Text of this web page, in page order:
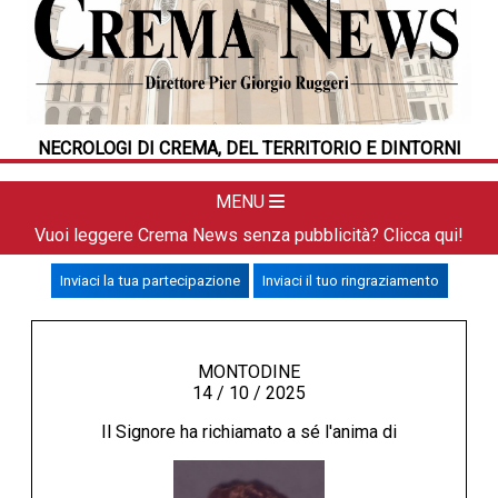
NECROLOGI DI CREMA, DEL TERRITORIO E DINTORNI
MENU
CRONACA
POLITICA
LA FOTO
DAL TERRITORIO
APPUNTAMENTI
LA PIAZZA
ANIMALI
NECROLOGI
Vuoi leggere Crema News senza pubblicità? Clicca qui!
Inviaci la tua partecipazione Inviaci il tuo ringraziamento
MONTODINE
14 / 10 / 2025
Il Signore ha richiamato a sé l'anima di